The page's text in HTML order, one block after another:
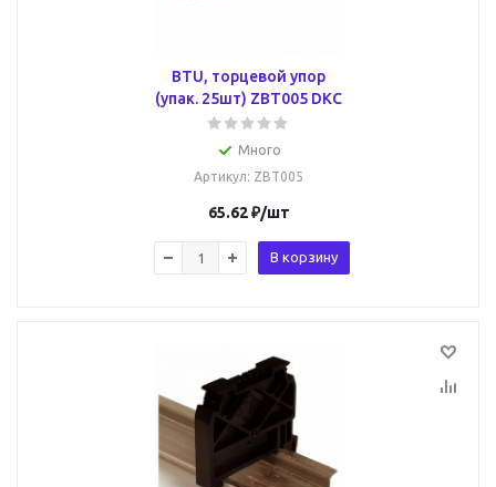
BTU, торцевой упор
(упак. 25шт) ZBT005 DKC
Много
Артикул: ZBT005
65.62₽/шт
В корзину